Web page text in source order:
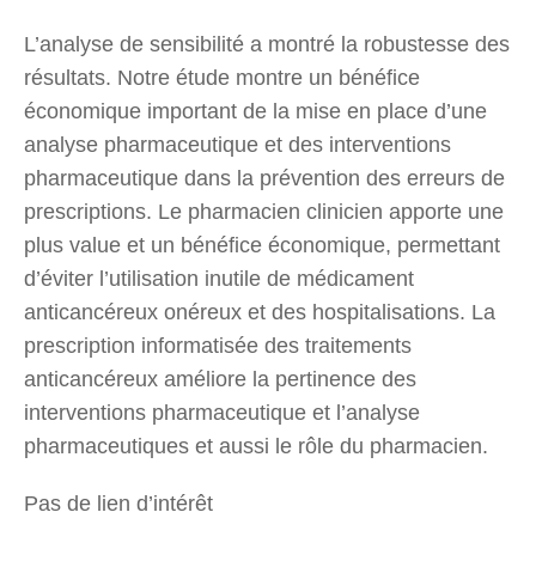
L’analyse de sensibilité a montré la robustesse des
résultats. Notre étude montre un bénéfice
économique important de la mise en place d’une
analyse pharmaceutique et des interventions
pharmaceutique dans la prévention des erreurs de
prescriptions. Le pharmacien clinicien apporte une
plus value et un bénéfice économique, permettant
d’éviter l’utilisation inutile de médicament
anticancéreux onéreux et des hospitalisations. La
prescription informatisée des traitements
anticancéreux améliore la pertinence des
interventions pharmaceutique et l’analyse
pharmaceutiques et aussi le rôle du pharmacien.
Pas de lien d’intérêt